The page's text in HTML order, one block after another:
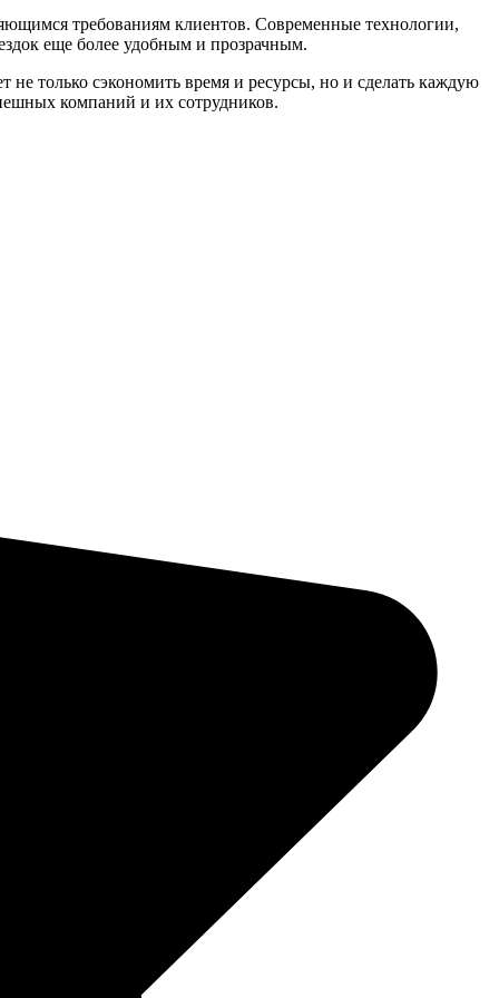
требованиям клиентов. Современные технологии,
еще более удобным и прозрачным.
не только сэкономить время и ресурсы, но и сделать каждую
компаний и их сотрудников.